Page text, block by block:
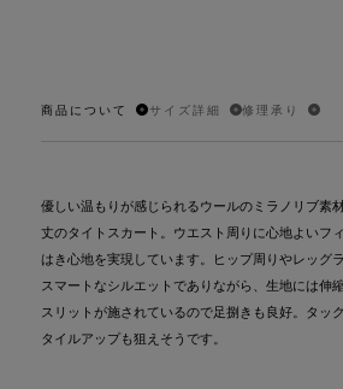
商品について サイズ詳細 修理承り
優しい温もりが感じられるウールのミラノリブ素
丈のタイトスカート。ウエスト周りに心地よいフ
はき心地を実現しています。ヒップ周りやレッグ
スマートなシルエットでありながら、生地には伸
スリットが施されているので足捌きも良好。タッ
タイルアップも狙えそうです。